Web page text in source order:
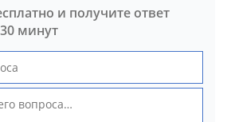
и получите ответ
минут